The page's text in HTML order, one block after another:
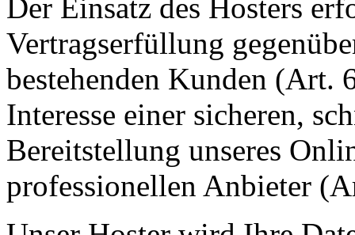
Der Einsatz des Hosters
Vertragserfüllung
bestehenden Kunden
Interesse einer sicheren,
Bereitstellung unseres
professionellen Anbieter